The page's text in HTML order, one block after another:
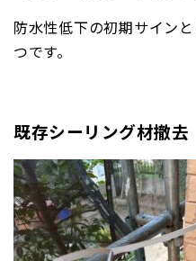
防水性低下の初期サイン
つです。
既存シーリング材撤去